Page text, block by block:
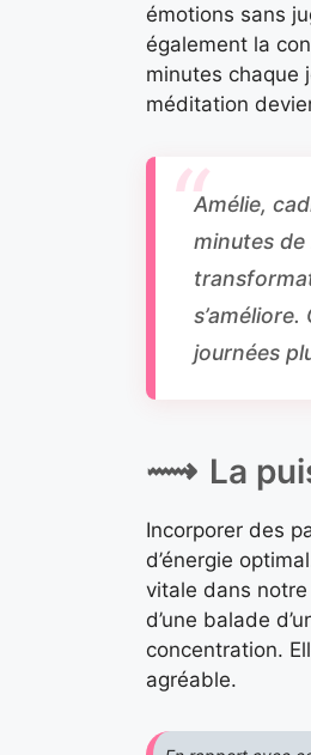
émotions sans
également la
minutes chaque
méditation
Amélie,
minutes
journées
La
Incorporer des
d’énergie
vitale dans notre
d’une balade
concentration.
agréable.